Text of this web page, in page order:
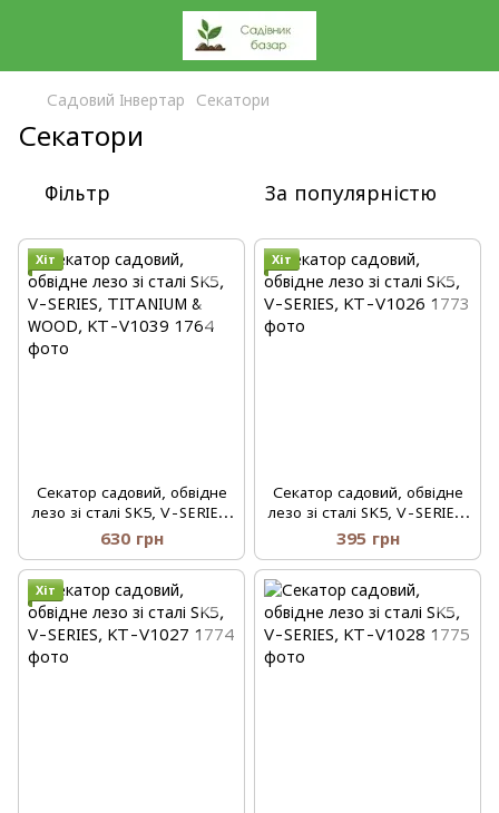
Садовий Інвертар Секатори
Секатори
Фільтр За популярністю
Хіт
Секатор садовий, обвідне
лезо зі сталі SK5, V-SERIES,
TITANIUM & WOOD, KT-
V1039
630 грн
Хіт
Секатор садовий, обвідне
лезо зі сталі SK5, V-SERIES,
KT-V1026
395 грн
Хіт